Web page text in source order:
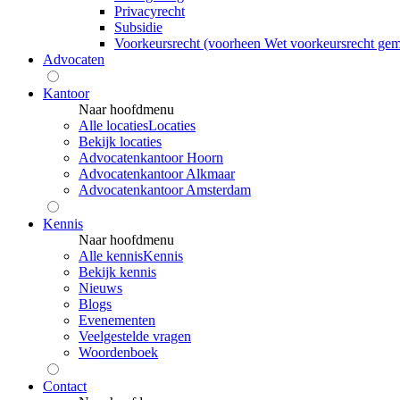
Privacyrecht
Subsidie
Voorkeursrecht (voorheen Wet voorkeursrecht
Advocaten
Kantoor
Naar hoofdmenu
Alle locatiesLocaties
Bekijk locaties
Advocatenkantoor Hoorn
Advocatenkantoor Alkmaar
Advocatenkantoor Amsterdam
Kennis
Naar hoofdmenu
Alle kennisKennis
Bekijk kennis
Nieuws
Blogs
Evenementen
Veelgestelde vragen
Woordenboek
Contact